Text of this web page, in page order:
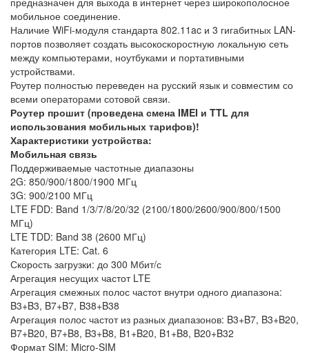
мобильное соединение.
Наличие WiFi-модуля стандарта 802.11ac и 3 гигабитных LAN-
портов позволяет создать высокоскоростную локальную сеть
между компьютерами, ноутбуками и портативными
устройствами.
Роутер полностью переведен на русский язык и совместим со
всеми операторами сотовой связи.
Роутер прошит (проведена смена IMEI и TTL для
использования мобильных тарифов)!
Характеристики устройства:
Мобильная связь
Поддерживаемые частотные диапазоны
2G: 850/900/1800/1900 МГц
3G: 900/2100 МГц
LTE FDD: Band 1/3/7/8/20/32 (2100/1800/2600/900/800/1500
МГц)
LTE TDD: Band 38 (2600 МГц)
Категория LTE: Cat. 6
Скорость загрузки: до 300 Мбит/с
Агрегация несущих частот LTE
Агрегация смежных полос частот внутри одного диапазона:
B3+B3, B7+B7, B38+B38
Агрегация полос частот из разных диапазонов: B3+B7, B3+B20,
B7+B20, B7+B8, B3+B8, B1+B20, B1+B8, B20+B32
Формат SIM: Micro-SIM